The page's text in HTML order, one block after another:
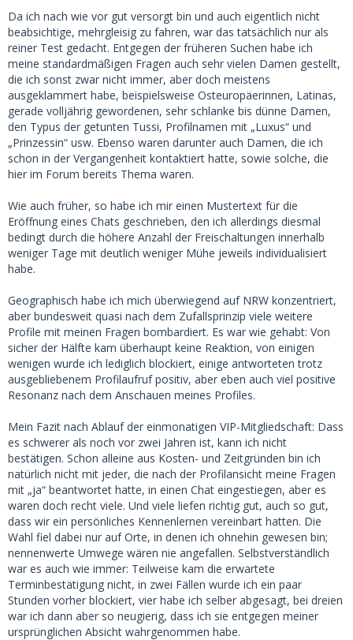
Da ich nach wie vor gut versorgt bin und auch eigentlich nicht
beabsichtige, mehrgleisig zu fahren, war das tatsächlich nur als
reiner Test gedacht. Entgegen der früheren Suchen habe ich
meine standardmäßigen Fragen auch sehr vielen Damen gestellt,
die ich sonst zwar nicht immer, aber doch meistens
ausgeklammert habe, beispielsweise Osteuropäerinnen, Latinas,
gerade volljährig gewordenen, sehr schlanke bis dünne Damen,
den Typus der getunten Tussi, Profilnamen mit „Luxus“ und
„Prinzessin“ usw. Ebenso waren darunter auch Damen, die ich
schon in der Vergangenheit kontaktiert hatte, sowie solche, die
hier im Forum bereits Thema waren.
Wie auch früher, so habe ich mir einen Mustertext für die
Eröffnung eines Chats geschrieben, den ich allerdings diesmal
bedingt durch die höhere Anzahl der Freischaltungen innerhalb
weniger Tage mit deutlich weniger Mühe jeweils individualisiert
habe.
Geographisch habe ich mich überwiegend auf NRW konzentriert,
aber bundesweit quasi nach dem Zufallsprinzip viele weitere
Profile mit meinen Fragen bombardiert. Es war wie gehabt: Von
sicher der Hälfte kam überhaupt keine Reaktion, von einigen
wenigen wurde ich lediglich blockiert, einige antworteten trotz
ausgebliebenem Profilaufruf positiv, aber eben auch viel positive
Resonanz nach dem Anschauen meines Profiles.
Mein Fazit nach Ablauf der einmonatigen VIP-Mitgliedschaft: Dass
es schwerer als noch vor zwei Jahren ist, kann ich nicht
bestätigen. Schon alleine aus Kosten- und Zeitgründen bin ich
natürlich nicht mit jeder, die nach der Profilansicht meine Fragen
mit „ja“ beantwortet hatte, in einen Chat eingestiegen, aber es
waren doch recht viele. Und viele liefen richtig gut, auch so gut,
dass wir ein persönliches Kennenlernen vereinbart hatten. Die
Wahl fiel dabei nur auf Orte, in denen ich ohnehin gewesen bin;
nennenwerte Umwege wären nie angefallen. Selbstverständlich
war es auch wie immer: Teilweise kam die erwartete
Terminbestätigung nicht, in zwei Fällen wurde ich ein paar
Stunden vorher blockiert, vier habe ich selber abgesagt, bei dreien
war ich dann aber so neugierig, dass ich sie entgegen meiner
ursprünglichen Absicht wahrgenommen habe.